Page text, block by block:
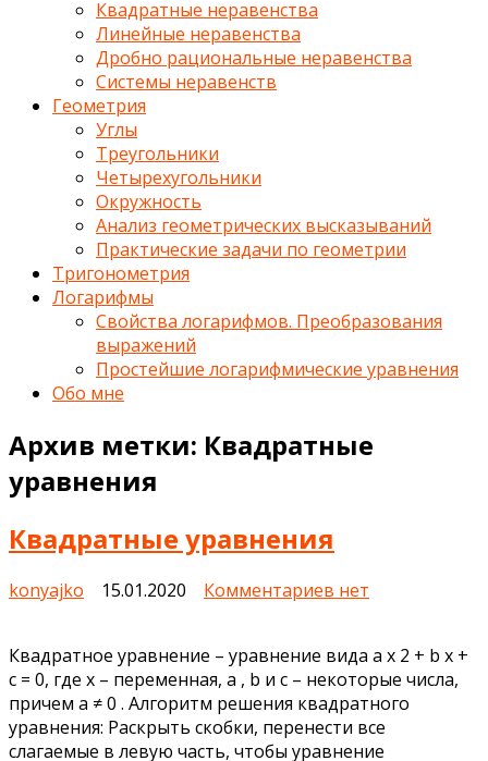
Квадратные неравенства
Линейные неравенства
Дробно рациональные неравенства
Системы неравенств
Геометрия
Углы
Треугольники
Четырехугольники
Окружность
Анализ геометрических высказываний
Практические задачи по геометрии
Тригонометрия
Логарифмы
Свойства логарифмов. Преобразования
выражений
Простейшие логарифмические уравнения
Обо мне
Архив метки: Квадратные
уравнения
Квадратные уравнения
konyajko 15.01.2020 Комментариев к
уравнения
нет
Квадратное уравнение – уравнение вида a x 2 + b x +
c = 0, где x – переменная, a , b и c – некоторые числа,
причем a ≠ 0 . Алгоритм решения квадратного
уравнения: Раскрыть скобки, перенести все
слагаемые в левую часть, чтобы уравнение